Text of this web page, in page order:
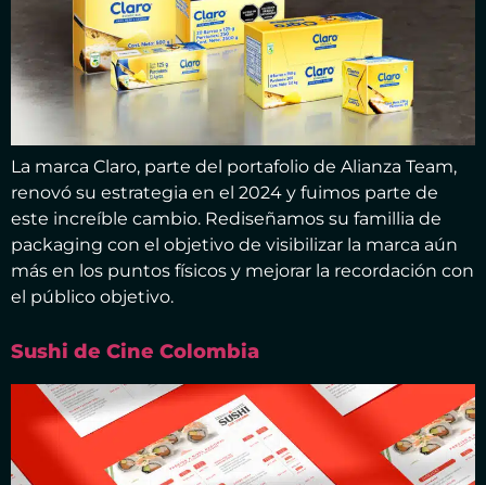
La marca Claro, parte del portafolio de Alianza Team,
renovó su estrategia en el 2024 y fuimos parte de
este increíble cambio. Rediseñamos su famillia de
packaging con el objetivo de visibilizar la marca aún
más en los puntos físicos y mejorar la recordación con
el público objetivo.
Sushi de Cine Colombia